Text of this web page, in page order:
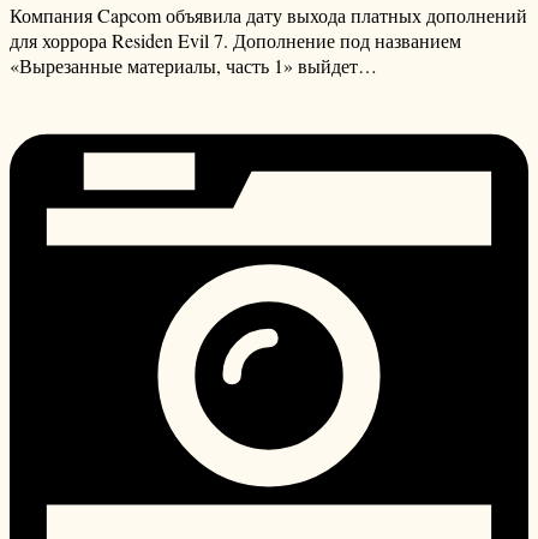
Компания Capcom объявила дату выхода платных дополнений
для хоррора Residen Evil 7. Дополнение под названием
«Вырезанные материалы, часть 1» выйдет…